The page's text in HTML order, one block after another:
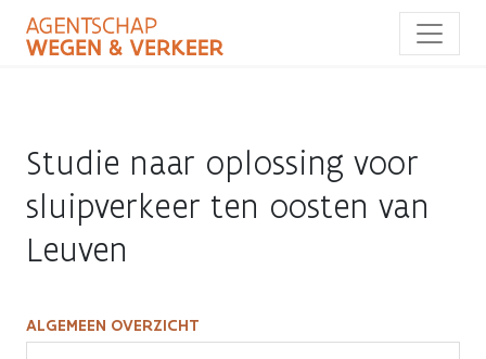
naar
Studie naar oplossing voor
sluipverkeer ten oosten van
Leuven
Studie
ALGEMEEN OVERZICHT